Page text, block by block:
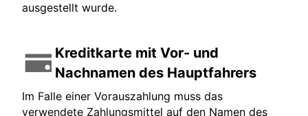
ausgestellt wurde.
Kreditkarte mit Vor- und
Nachnamen des Hauptfahrers
Im Falle einer Vorauszahlung muss das
verwendete Zahlungsmittel auf den Namen des